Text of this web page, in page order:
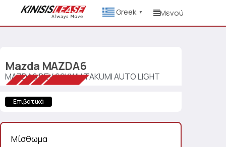
Greek ▼ Μενού
Mazda MAZDA6
MAZDA6 BEV 69KWH TAKUMI AUTO LIGHT
Επιβατικά
Μίσθωμα